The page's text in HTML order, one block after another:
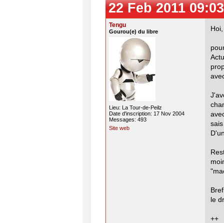
22 Feb 2011
Tengu
Gourou(e) du libre
Lieu: La Tour-de-Peilz
Date d'inscription: 17 Nov 2004
Messages: 493
Site web
Hoi,
le
++